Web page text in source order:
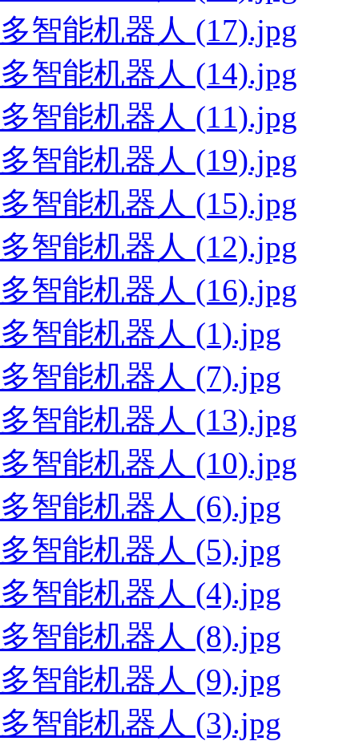
多智能机器人 (17).jpg
多智能机器人 (14).jpg
多智能机器人 (11).jpg
多智能机器人 (19).jpg
多智能机器人 (15).jpg
多智能机器人 (12).jpg
多智能机器人 (16).jpg
多智能机器人 (1).jpg
多智能机器人 (7).jpg
多智能机器人 (13).jpg
多智能机器人 (10).jpg
多智能机器人 (6).jpg
多智能机器人 (5).jpg
多智能机器人 (4).jpg
多智能机器人 (8).jpg
多智能机器人 (9).jpg
多智能机器人 (3).jpg